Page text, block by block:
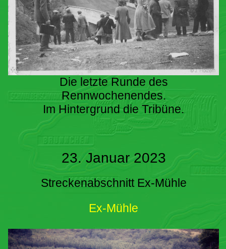
Die letzte Runde des
Rennwochenendes.
Im Hintergrund die Tribüne.
23. Januar 2023
Streckenabschnitt Ex-Mühle
Ex-Mühle